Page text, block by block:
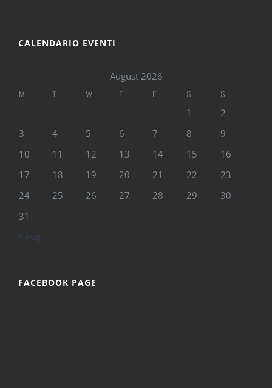
CALENDARIO EVENTI
August 2026
M T W T F S S
1
2
3
4 5 6 7 8
9
10
11 12 13 14 15
16
17
18 19 20 21 22
23
24
25 26 27 28 29
30
31
« Aug
FACEBOOK PAGE